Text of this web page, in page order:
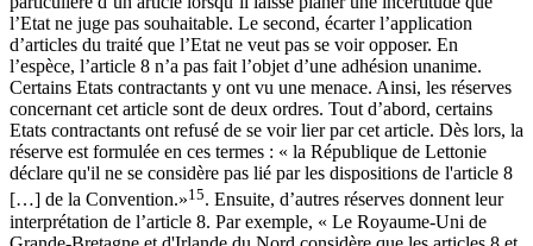
l’Etat ne juge pas souhaitable. Le second, écarter l’application
d’articles du traité que l’Etat ne veut pas se voir opposer. En
l’espèce, l’article 8 n’a pas fait l’objet d’une adhésion unanime.
Certains Etats contractants y ont vu une menace. Ainsi, les réserves
concernant cet article sont de deux ordres. Tout d’abord, certains
Etats contractants ont refusé de se voir lier par cet article. Dès lors, la
réserve est formulée en ces termes : « la République de Lettonie
déclare qu'il ne se considère pas lié par les dispositions de l'article 8
[…] de la Convention.»15. Ensuite, d’autres réserves donnent leur
interprétation de l’article 8. Par exemple, « Le Royaume-Uni de